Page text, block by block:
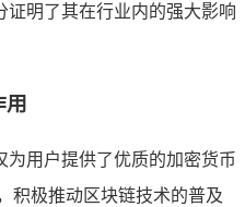
明了其在行业内的强大影响
用户提供了优质的加密货币
积极推动区块链技术的普及